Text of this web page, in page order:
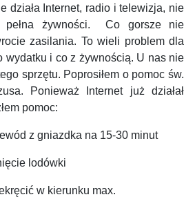
działa Internet, radio i telewizja, nie
pełna żywności. Co gorsze nie
zasilania. To wieli problem dla
wydatku i co z żywnością. U nas nie
sprzętu. Poprosiłem o pomoc św.
Ponieważ Internet już działał
pomoc:
z gniazdka na 15-30 minut
lodówki
w kierunku max.